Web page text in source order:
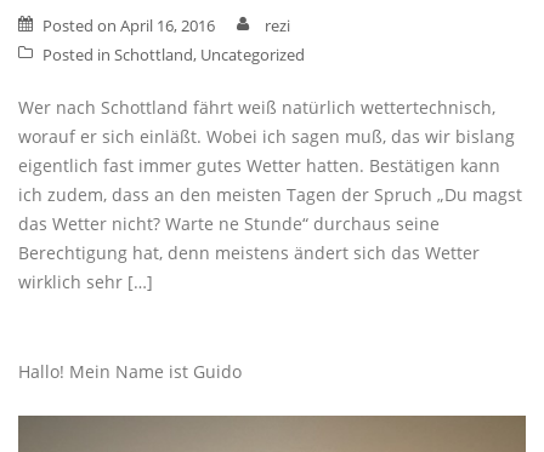
Posted on April 16, 2016
rezi
Posted in Schottland, Uncategorized
Wer nach Schottland fährt weiß natürlich wettertechnisch,
worauf er sich einläßt. Wobei ich sagen muß, das wir bislang
eigentlich fast immer gutes Wetter hatten. Bestätigen kann
ich zudem, dass an den meisten Tagen der Spruch „Du magst
das Wetter nicht? Warte ne Stunde“ durchaus seine
Berechtigung hat, denn meistens ändert sich das Wetter
wirklich sehr […]
Hallo! Mein Name ist Guido